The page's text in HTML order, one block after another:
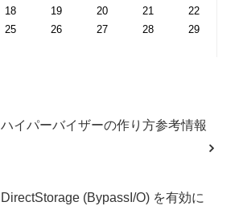
18 19 20 21
22
25 26 27 28
29
ハイパーバイザーの作り方参考情報
DirectStorage (BypassI/O) を有効に